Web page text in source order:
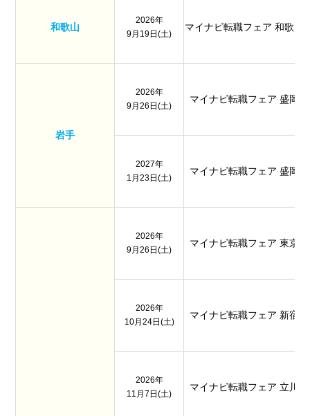
和歌山
2026年
9月19日(土)
マイナビ転職フェア 和歌山
岩手
2026年
9月26日(土)
マイナビ転職フェア 盛岡
2027年
1月23日(土)
マイナビ転職フェア 盛岡
2026年
9月26日(土)
マイナビ転職フェア 東京
2026年
10月24日(土)
マイナビ転職フェア 新宿
2026年
11月7日(土)
マイナビ転職フェア 立川